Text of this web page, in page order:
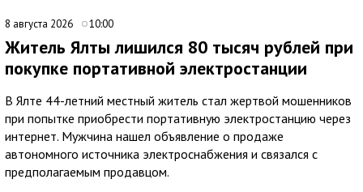
8 августа 2026 10:00
Житель Ялты лишился 80 тысяч рублей при
покупке портативной электростанции
В Ялте 44-летний местный житель стал жертвой мошенников
при попытке приобрести портативную электростанцию через
интернет. Мужчина нашел объявление о продаже
автономного источника электроснабжения и связался с
предполагаемым продавцом.